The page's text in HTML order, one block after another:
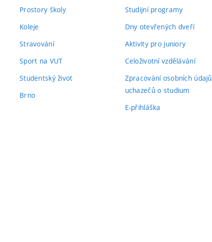
Prostory školy
Koleje
Stravování
Sport na VUT
Studentský život
Brno
Studijní programy
Dny otevřených dveří
Aktivity pro juniory
Celoživotní vzdělávání
Zpracování osobních údajů
uchazečů o studium
E-přihláška